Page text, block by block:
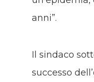
anni”.
Il sindaco
successo